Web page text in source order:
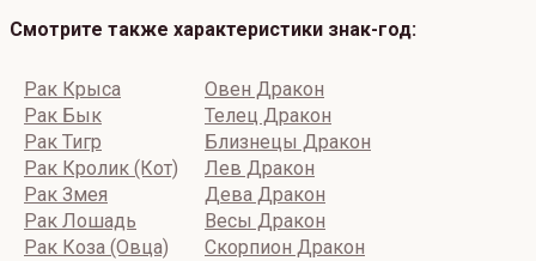
Смотрите также характеристики знак-год:
Рак Крыса
Рак Бык
Рак Тигр
Рак Кролик (Кот)
Рак Змея
Рак Лошадь
Рак Коза (Овца)
Овен Дракон
Телец Дракон
Близнецы Дракон
Лев Дракон
Дева Дракон
Весы Дракон
Скорпион Дракон